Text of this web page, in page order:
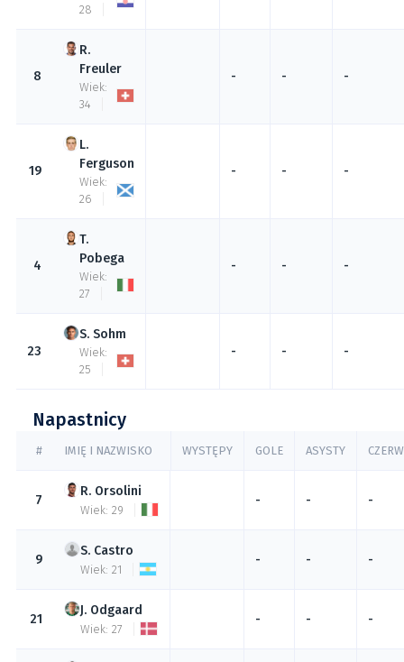
28
8 Freuler
Wiek:
34
- - -
19 Ferguson
Wiek:
26
- - -
4 Pobega
Wiek:
27
- - -
23
Sohm
Wiek:
25
- - -
Napastnicy
# IMIĘ I NAZWISKO WYSTĘPY GOLE ASYSTY
7
Orsolini
Wiek: 29
- - -
9
Castro
Wiek: 21
- - -
21
Odgaard
Wiek: 27
- - -